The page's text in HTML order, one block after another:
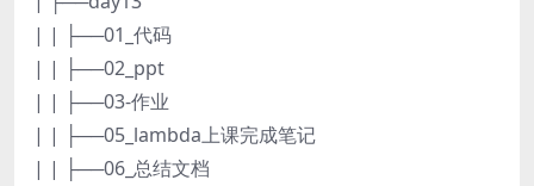
| | ├──01_代码
| | ├──02_ppt
| | ├──03-作业
| | ├──05_lambda上课完成笔记
| | ├──06_总结文档